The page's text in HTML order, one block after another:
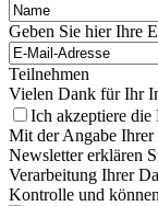
Geben Sie hier Ihre
Teilnehmen
Vielen Dank für Ihr
Ich akzeptiere die
Mit der Angabe
Newsletter erklären
Verarbeitung Ihrer
Kontrolle und